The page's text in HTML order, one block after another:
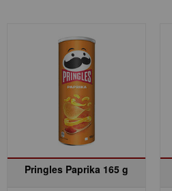
Pringles Paprika 165 g